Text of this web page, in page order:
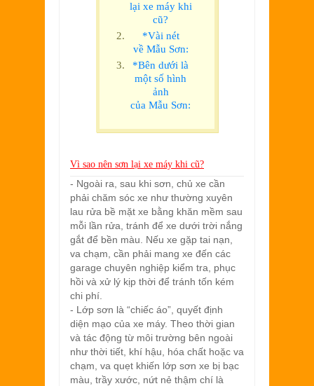
lại xe máy khi
cũ?
*Vài nét
về Mẫu Sơn:
*Bên dưới là
một số hình
ảnh
của Mẫu Sơn:
Vì sao nên sơn lại xe máy khi cũ?
- Ngoài ra, sau khi sơn, chủ xe cần
phải chăm sóc xe như thường xuyên
lau rửa bề mặt xe bằng khăn mềm sau
mỗi lần rửa, tránh để xe dưới trời nắng
gắt để bền màu. Nếu xe gặp tai nạn,
va chạm, cần phải mang xe đến các
garage chuyên nghiệp kiểm tra, phục
hồi và xử lý kịp thời để tránh tốn kém
chi phí.
- Lớp sơn là “chiếc áo”, quyết định
diện mạo của xe máy. Theo thời gian
và tác động từ môi trường bên ngoài
như thời tiết, khí hậu, hóa chất hoặc va
chạm, va quẹt khiến lớp sơn xe bị bạc
màu, trầy xước, nứt nẻ thậm chí là